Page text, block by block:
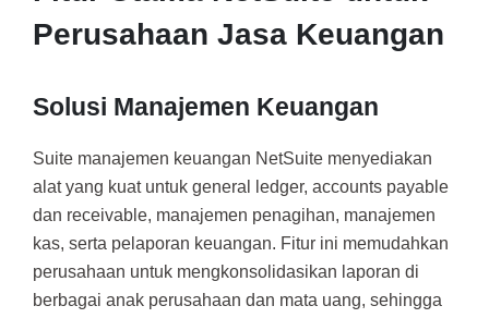
Perusahaan Jasa Keuangan
Solusi Manajemen Keuangan
Suite manajemen keuangan NetSuite menyediakan
alat yang kuat untuk general ledger, accounts payable
dan receivable, manajemen penagihan, manajemen
kas, serta pelaporan keuangan. Fitur ini memudahkan
perusahaan untuk mengkonsolidasikan laporan di
berbagai anak perusahaan dan mata uang, sehingga